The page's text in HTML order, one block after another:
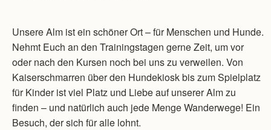
Unsere Alm ist ein schöner Ort – für Menschen und Hunde.
Nehmt Euch an den Trainingstagen gerne Zeit, um vor
oder nach den Kursen noch bei uns zu verweilen. Von
Kaiserschmarren über den Hundekiosk bis zum Spielplatz
für Kinder ist viel Platz und Liebe auf unserer Alm zu
finden – und natürlich auch jede Menge Wanderwege! Ein
Besuch, der sich für alle lohnt.